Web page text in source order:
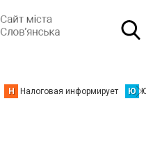
Н Налоговая информирует Ю